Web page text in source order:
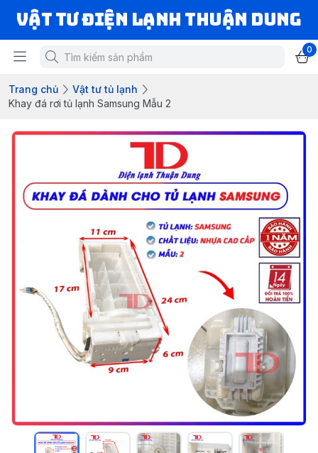
VẬT TƯ ĐIỆN LẠNH THUẬN DUNG
0
Trang chủ
Vật tư tủ lạnh
Khay đá rơi tủ lạnh Samsung Mẫu 2